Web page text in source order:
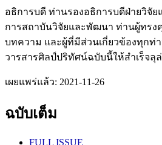
อธิการบดี ท่านรองอธิการบดีฝ่ายวิจั
การสถาบันวิจัยและพัฒนา ท่านผู้ทร
บทความ และผู้ที่มีส่วนเกี่ยวข้องทุกท่
วารสารศิลป์ปริทัศน์ฉบับนี้ให้สำเร็จลุ
เผยแพร่แล้ว: 2021-11-26
ฉบับเต็ม
FULL ISSUE